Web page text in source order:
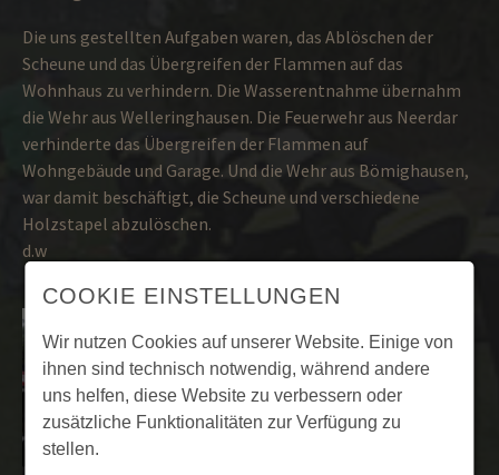
Die uns gestellten Aufgaben waren, das Ablöschen der
Scheune und das Übergreifen der Flammen auf das
Wohnhaus zu verhindern. Die Wasserentnahme übernahm
die Wehr aus Welleringhausen. Die Feuerwehr aus Neerdar
verhinderte das Übergreifen der Flammen auf
Wohngebäude und Garage. Und die Wehr aus Bömighausen,
war damit beschäftigt, die Scheune und verschiedene
Holzstapel abzulöschen.
d.w
COOKIE EINSTELLUNGEN
Wir nutzen Cookies auf unserer Website. Einige von
ihnen sind technisch notwendig, während andere
uns helfen, diese Website zu verbessern oder
zusätzliche Funktionalitäten zur Verfügung zu
stellen.